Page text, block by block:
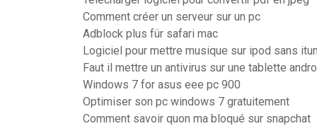
Comment créer un serveur sur un pc
Adblock plus für safari mac
Logiciel pour mettre musique sur ipod sans
Faut il mettre un antivirus sur une tablette
Windows 7 for asus eee pc 900
Optimiser son pc windows 7 gratuitement
Comment savoir quon ma bloqué sur snapchat